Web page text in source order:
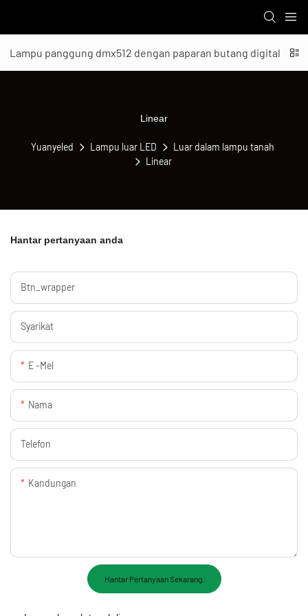
Lampu panggung dmx512 dengan paparan butang digital
Linear
Yuanyeled Lampu luar LED
Luar dalam lampu tanah
Linear
Hantar pertanyaan anda
Btn_wrapper
Syarikat
E -mel
Nama
Telefon
Kandungan
Hantar Pertanyaan Sekarang.